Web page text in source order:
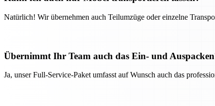
Natürlich! Wir übernehmen auch Teilumzüge oder einzelne
Übernimmt Ihr Team auch das Ein- und
Ja, unser Full-Service-Paket umfasst auf Wunsch auch das